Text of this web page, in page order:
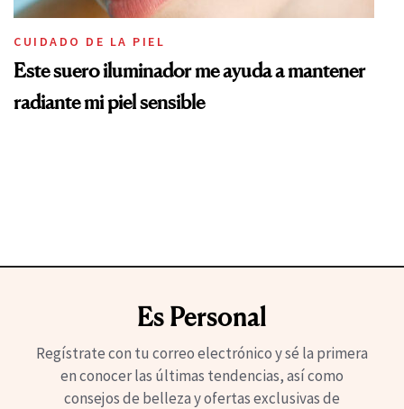
CUIDADO DE LA PIEL
Este suero iluminador me ayuda a mantener
radiante mi piel sensible
Es Personal
Regístrate con tu correo electrónico y sé la primera
en conocer las últimas tendencias, así como
consejos de belleza y ofertas exclusivas de